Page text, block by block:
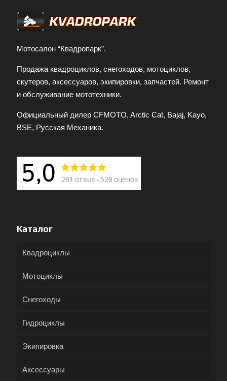
Мотосалон “Квадропарк”.
Продажа квадроциклов, снегоходов, мотоциклов,
скутеров, аксессуаров, экипировки, запчастей. Ремонт
и обслуживание мототехники.
Официальный дилер CFMOTO, Arctic Cat, Bajaj, Kayo,
BSE, Русская Механика.
Каталог
Квадроциклы
Мотоциклы
Снегоходы
Гидроциклы
Экипировка
Аксессуары